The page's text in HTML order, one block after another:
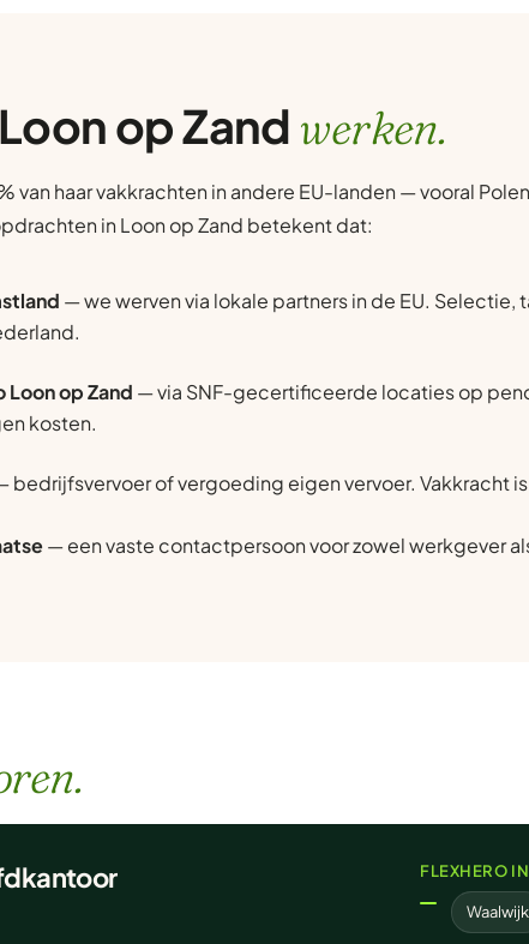
op Zand werken.
van haar vakkrachten in andere EU-landen — vooral
in Loon op Zand betekent dat:
— we werven via lokale partners in de EU.
Loon op Zand — via SNF-gecertificeerde locaties op
kosten.
bedrijfsvervoer of vergoeding eigen vervoer. Vakkracht
— een vaste contactpersoon voor zowel werkgever
FLEXHERO
Waalwijk